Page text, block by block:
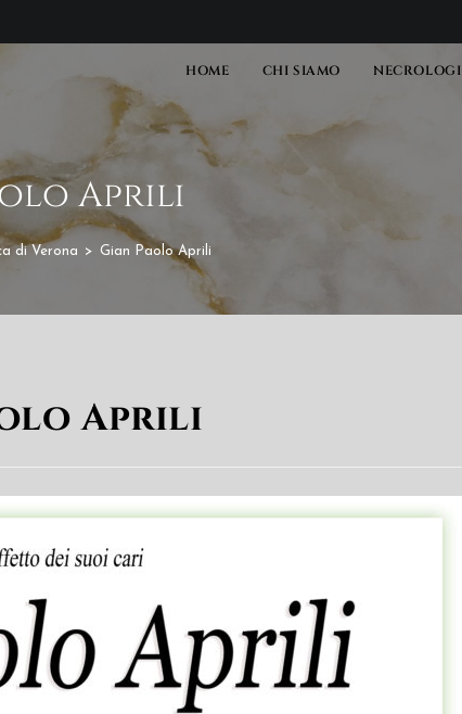
HOME CHI SIAMO NECROLOGI
Aprili
di Verona > Gian Paolo Aprili
Aprili